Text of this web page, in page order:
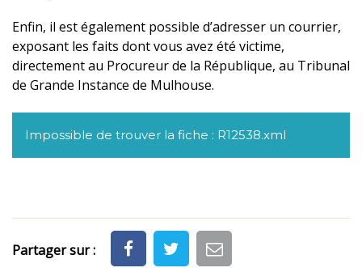
Enfin, il est également possible d’adresser un courrier,
exposant les faits dont vous avez été victime,
directement au Procureur de la République, au Tribunal
de Grande Instance de Mulhouse.
Impossible de trouver la fiche : R12538.xml
Partager sur :